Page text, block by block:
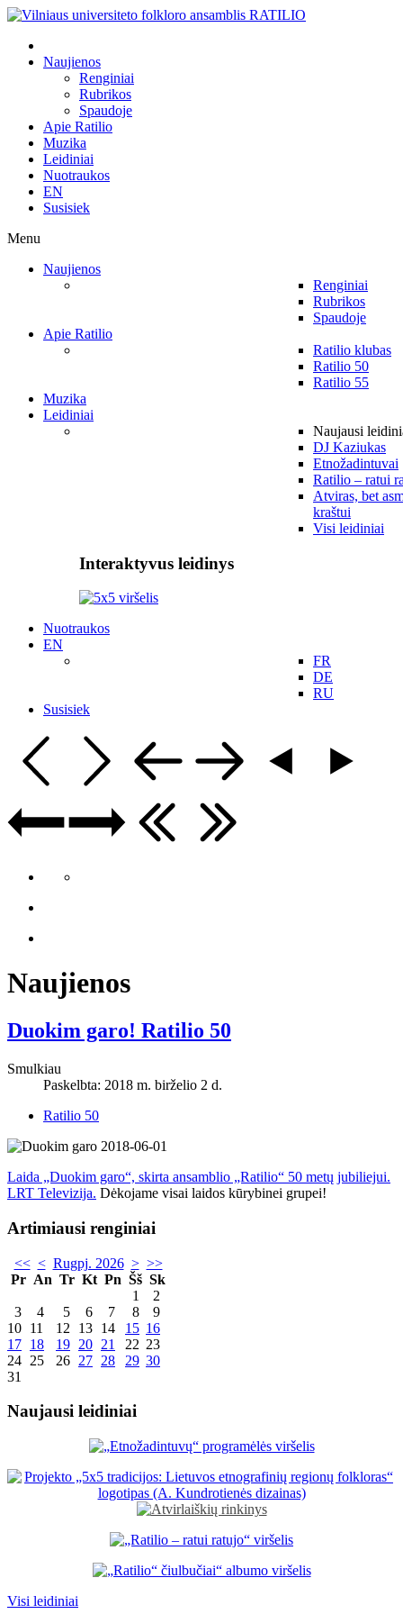
Naujienos
Renginiai
Rubrikos
Spaudoje
Apie Ratilio
Muzika
Leidiniai
Nuotraukos
EN
Susisiek
Menu
Naujienos
Renginiai
Rubrikos
Spaudoje
Apie Ratilio
Ratilio klubas
Ratilio 50
Ratilio 55
Muzika
Leidiniai
Naujausi
DJ Kaziukas
Etnožadintuvai
Ratilio – ratui
Atviras, bet
kraštui
Visi leidiniai
Interaktyvus leidinys
Nuotraukos
EN
FR
DE
RU
Susisiek
Naujienos
Duokim garo! Ratilio 50
Smulkiau
Paskelbta: 2018 m. birželio 2 d.
Ratilio 50
Laida „Duokim garo“, skirta ansamblio „Ratilio“ 50 metų jubiliejui.
LRT Televizija. Dėkojame visai laidos kūrybinei grupei!
Artimiausi renginiai
<< < Rugpj. 2026 > >>
Pr An Tr Kt Pn Šš Sk
1
2
3
4 5 6 7 8
9
10 11 12 13 14 15 16
17 18 19 20 21 22 23
24 25 26 27 28 29 30
31
Naujausi leidiniai
Visi leidiniai